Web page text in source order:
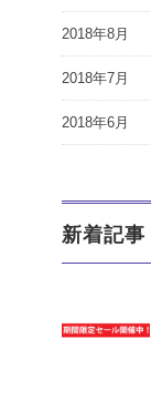
2018年8月
2018年7月
2018年6月
新着記事